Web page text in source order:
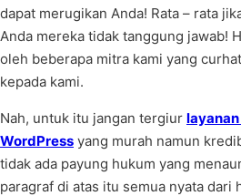
dapat merugikan Anda! Rata – rata
Anda mereka tidak tanggung jawab!
oleh beberapa mitra kami yang
kepada kami.
Nah, untuk itu jangan tergiur
WordPress yang murah namun
tidak ada payung hukum yang
paragraf di atas itu semua nyata dari